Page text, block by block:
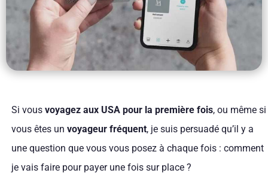
Si vous voyagez aux USA pour la première fois, ou même si
vous êtes un voyageur fréquent, je suis persuadé qu’il y a
une question que vous vous posez à chaque fois : comment
je vais faire pour payer une fois sur place ?